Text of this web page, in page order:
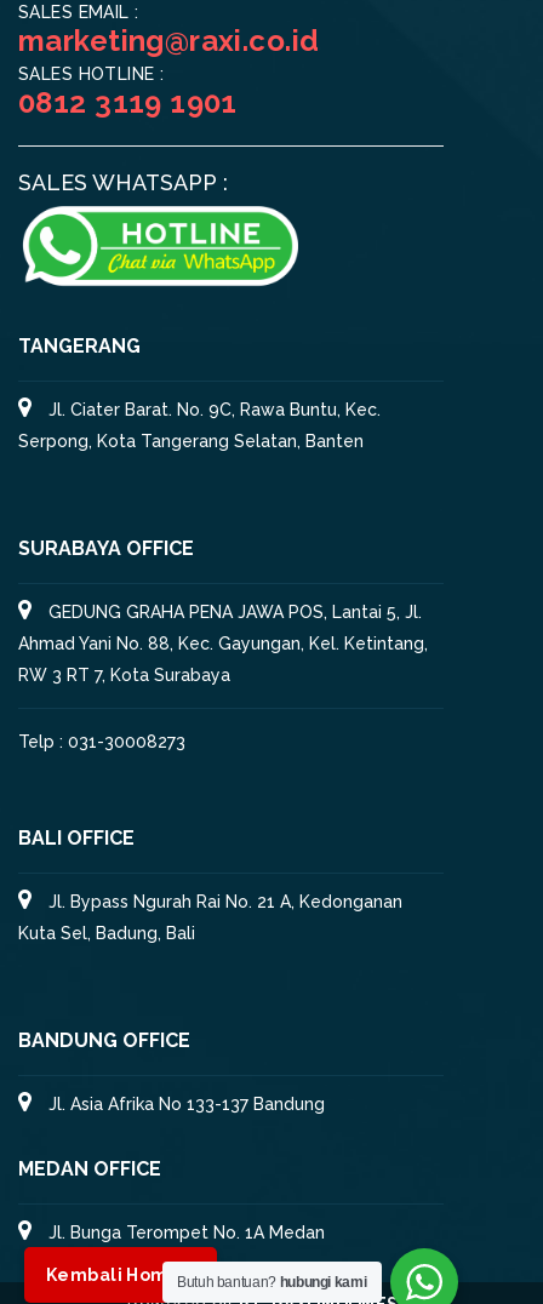
Kembali Home ⌂
SALES EMAIL :
marketing@raxi.co.id
SALES HOTLINE :
0812 3119 1901
SALES WHATSAPP :
TANGERANG
Jl. Ciater Barat. No. 9C, Rawa Buntu, Kec.
Serpong, Kota Tangerang Selatan, Banten
SURABAYA OFFICE
GEDUNG GRAHA PENA JAWA POS, Lantai 5, Jl.
Ahmad Yani No. 88, Kec. Gayungan, Kel. Ketintang,
RW 3 RT 7, Kota Surabaya
Telp : 031-30008273
BALI OFFICE
Jl. Bypass Ngurah Rai No. 21 A, Kedonganan
Kuta Sel, Badung, Bali
BANDUNG OFFICE
Jl. Asia Afrika No 133-137 Bandung
MEDAN OFFICE
Jl. Bunga Terompet No. 1A Medan
Butuh bantuan? hubungi kami